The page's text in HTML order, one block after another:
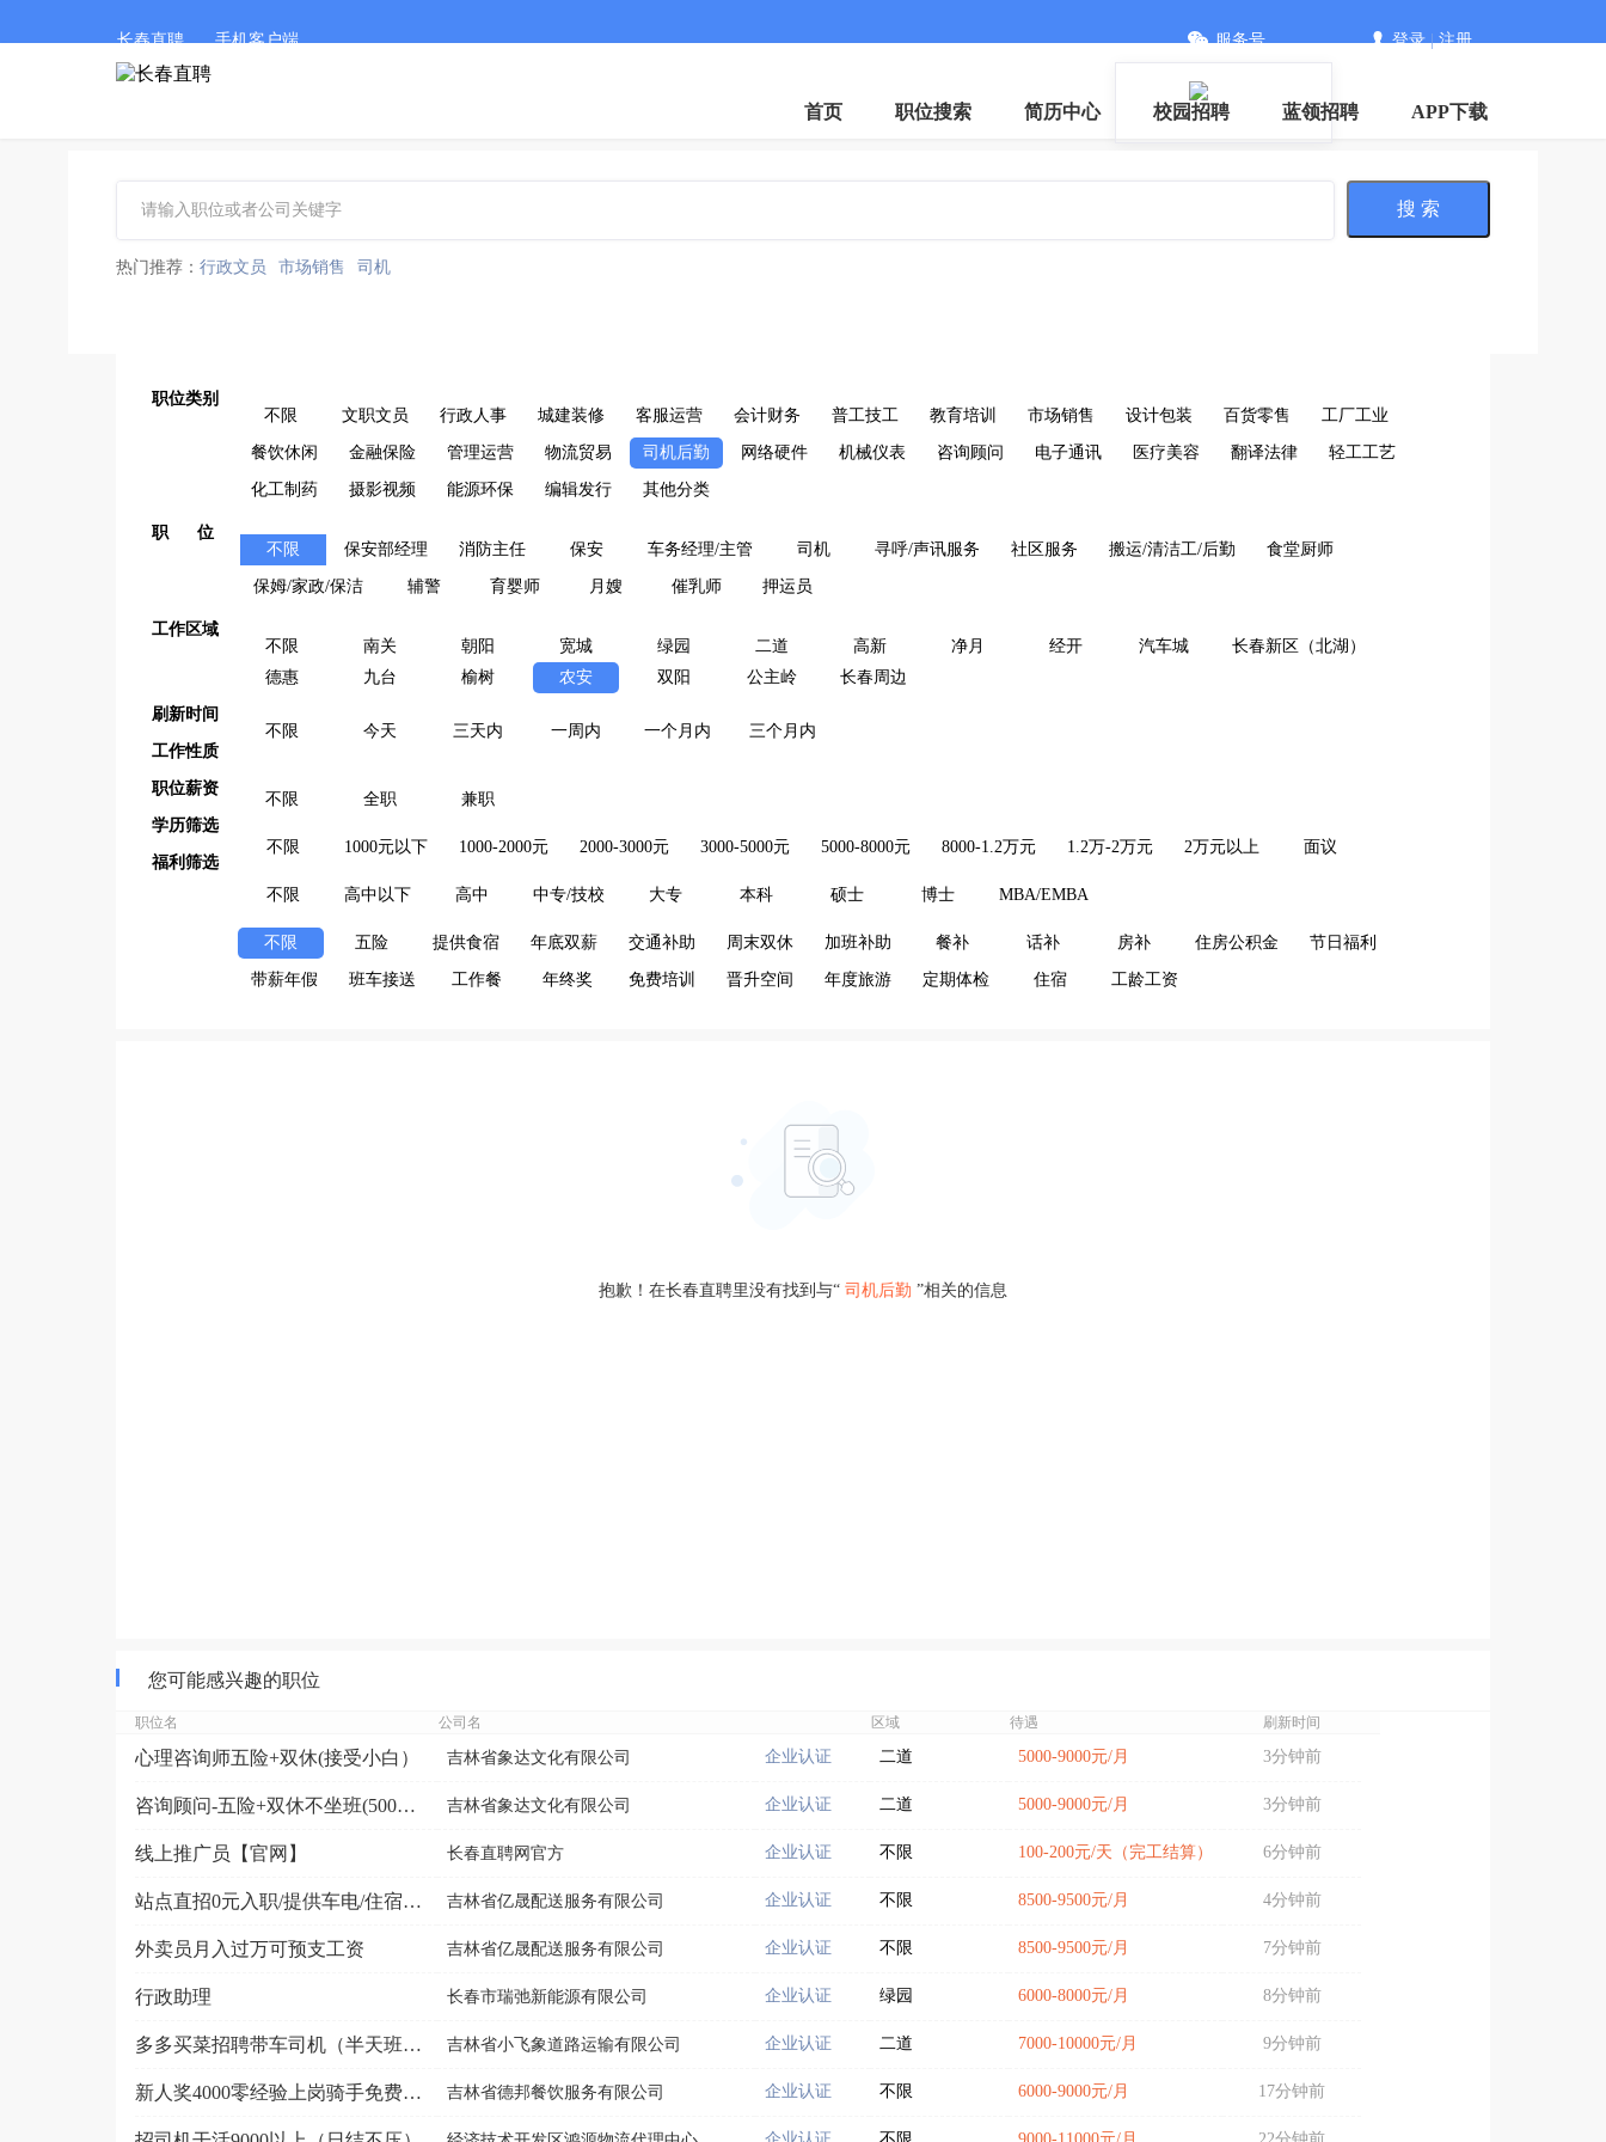
长春直聘 手机客户端 服务号 登录|注册
首页 职位搜索 简历中心 校园招聘 蓝领招聘 APP下载
搜 索
热门推荐： 行政文员 市场销售 司机
职位类别
不限
文职文员 行政人事 城建装修 客服运营 会计财务 普工技工 教育培训 市场销售 设计包装 百货零售 工厂工业
餐饮休闲 金融保险 管理运营 物流贸易 司机后勤 网络硬件 机械仪表 咨询顾问 电子通讯 医疗美容 翻译法律 轻工工艺
化工制药 摄影视频 能源环保 编辑发行 其他分类
职 位
不限
保安部经理 消防主任 保安 车务经理/主管 司机 寻呼/声讯服务 社区服务 搬运/清洁工/后勤 食堂厨师
保姆/家政/保洁 辅警 育婴师 月嫂 催乳师 押运员
工作区域
不限
南关 朝阳 宽城 绿园 二道 高新 净月 经开 汽车城
长春新区（北湖）
德惠
九台 榆树 农安 双阳 公主岭 长春周边
刷新时间
不限
今天 三天内 一周内 一个月内
三个月内
工作性质
不限 全职 兼职
职位薪资
不限 1000元以下 1000-2000元 2000-3000元 3000-5000元 5000-8000元 8000-1.2万元 1.2万-2万元 2万元以上 面议
学历筛选
不限 高中以下 高中 中专/技校 大专 本科 硕士 博士 MBA/EMBA
福利筛选
不限 五险 提供食宿 年底双薪 交通补助 周末双休 加班补助 餐补 话补 房补 住房公积金 节日福利
带薪年假 班车接送 工作餐 年终奖 免费培训 晋升空间 年度旅游 定期体检 住宿 工龄工资
抱歉！在长春直聘里没有找到与“ 司机后勤 ”相关的信息
您可能感兴趣的职位
职位名 公司名 区域 待遇 刷新时间
心理咨询师五险+双休(接受小白） 吉林省象达文化有限公司 企业认证 二道 5000-9000元/月 3分钟前
咨询顾问-五险+双休不坐班(5000-9000元） 吉林省象达文化有限公司 企业认证 二道 5000-9000元/月 3分钟前
线上推广员【官网】 长春直聘网官方 企业认证 不限 100-200元/天（完工结算） 6分钟前
站点直招0元入职/提供车电/住宿/可预支 吉林省亿晟配送服务有限公司 企业认证 不限 8500-9500元/月 4分钟前
外卖员月入过万可预支工资 吉林省亿晟配送服务有限公司 企业认证 不限 8500-9500元/月 7分钟前
行政助理 长春市瑞弛新能源有限公司 企业认证 绿园 6000-8000元/月 8分钟前
多多买菜招聘带车司机（半天班+电话沟通） 吉林省小飞象道路运输有限公司 企业认证 二道 7000-10000元/月 9分钟前
新人奖4000零经验上岗骑手免费用车 吉林省德邦餐饮服务有限公司 企业认证 不限 6000-9000元/月 17分钟前